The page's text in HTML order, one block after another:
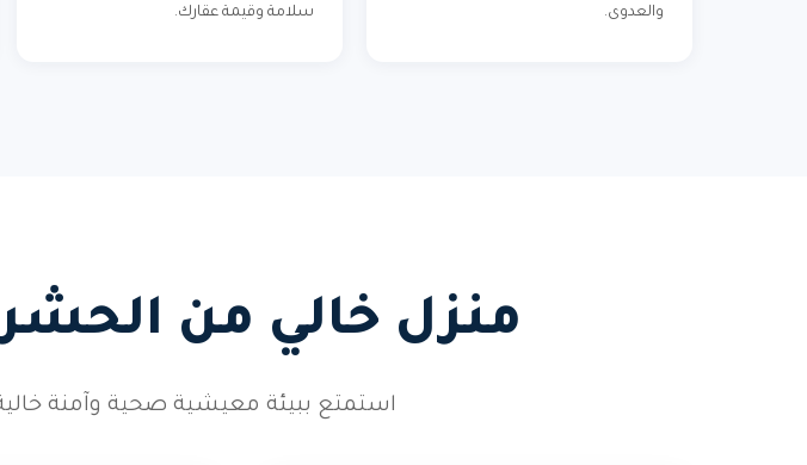
والعدوى.
سلامة وقيمة عقارك.
منزل خالي من
استمتع ببيئة معيشية صحية وآمنة